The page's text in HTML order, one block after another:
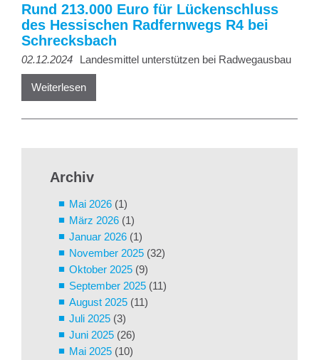
Rund 213.000 Euro für Lückenschluss
des Hessischen Radfernwegs R4 bei
Schrecksbach
02.12.2024 Landesmittel unterstützen bei Radwegausbau
Weiterlesen
Archiv
Mai 2026 (1)
März 2026 (1)
Januar 2026 (1)
November 2025 (32)
Oktober 2025 (9)
September 2025 (11)
August 2025 (11)
Juli 2025 (3)
Juni 2025 (26)
Mai 2025 (10)